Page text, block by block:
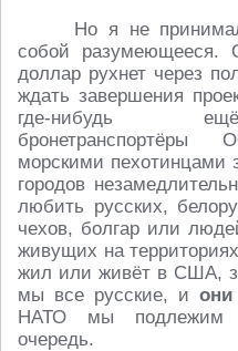
Но я не
собой разумеющееся.
доллар рухнет через
ждать завершения
где-нибудь
морскими пехотинцами
городов
любить русских,
чехов, болгар или
живущих на
жил или живёт в США,
мы все русские, и они
НАТО мы подлежим
очередь.